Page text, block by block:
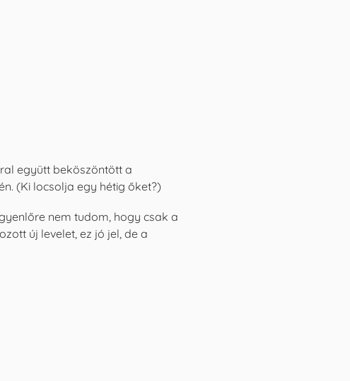
együtt beköszöntött a
(Ki locsolja egy hétig őket?)
nem tudom, hogy csak a
új levelet, ez jó jel, de a